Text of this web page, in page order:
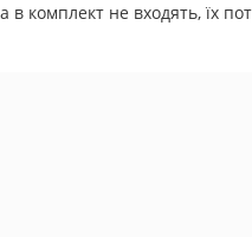
комплект не входять, їх